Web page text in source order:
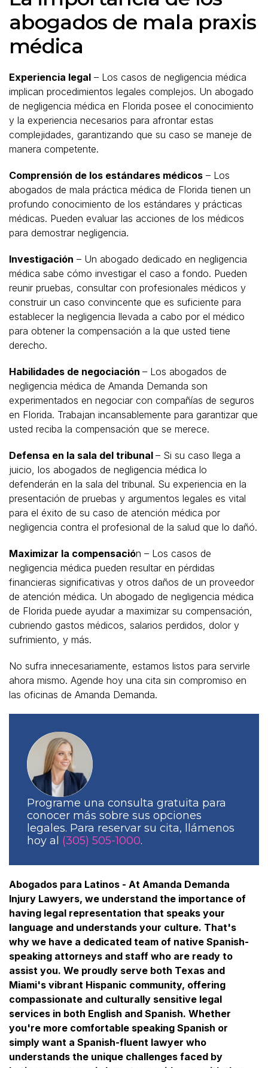
abogados de mala praxis
médica
Experiencia legal – Los casos de negligencia médica
implican procedimientos legales complejos. Un abogado
de negligencia médica en Florida posee el conocimiento
y la experiencia necesarios para afrontar estas
complejidades, garantizando que su caso se maneje de
manera competente.
Comprensión de los estándares médicos – Los
abogados de mala práctica médica de Florida tienen un
profundo conocimiento de los estándares y prácticas
médicas. Pueden evaluar las acciones de los médicos
para demostrar negligencia.
Investigación – Un abogado dedicado en negligencia
médica sabe cómo investigar el caso a fondo. Pueden
reunir pruebas, consultar con profesionales médicos y
construir un caso convincente que es suficiente para
establecer la negligencia llevada a cabo por el médico
para obtener la compensación a la que usted tiene
derecho.
Habilidades de negociación – Los abogados de
negligencia médica de Amanda Demanda son
experimentados en negociar con compañías de seguros
en Florida. Trabajan incansablemente para garantizar que
usted reciba la compensación que se merece.
Defensa en la sala del tribunal – Si su caso llega a
juicio, los abogados de negligencia médica lo
defenderán en la sala del tribunal. Su experiencia en la
presentación de pruebas y argumentos legales es vital
para el éxito de su caso de atención médica por
negligencia contra el profesional de la salud que lo dañó.
Maximizar la compensación – Los casos de
negligencia médica pueden resultar en pérdidas
financieras significativas y otros daños de un proveedor
de atención médica. Un abogado de negligencia médica
de Florida puede ayudar a maximizar su compensación,
cubriendo gastos médicos, salarios perdidos, dolor y
sufrimiento, y más.
No sufra innecesariamente, estamos listos para servirle
ahora mismo. Agende hoy una cita sin compromiso en
las oficinas de Amanda Demanda.
Programe una consulta gratuita para
conocer más sobre sus opciones
legales. Para reservar su cita, llámenos
hoy al (305) 505-1000.
Abogados para Latinos - At Amanda Demanda
Injury Lawyers, we understand the importance of
having legal representation that speaks your
language and understands your culture. That's
why we have a dedicated team of native Spanish-
speaking attorneys and staff who are ready to
assist you. We proudly serve both Texas and
Miami's vibrant Hispanic community, offering
compassionate and culturally sensitive legal
services in both English and Spanish. Whether
you're more comfortable speaking Spanish or
simply want a Spanish-fluent lawyer who
understands the unique challenges faced by